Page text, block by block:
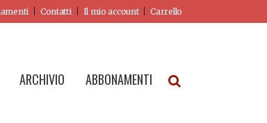
Contatti Il mio account Carrello
ARCHIVIO ABBONAMENTI